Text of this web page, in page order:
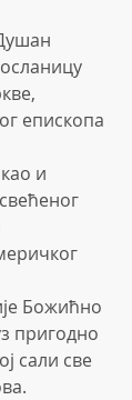
епископа
и
Божићно
пригодно
сали све